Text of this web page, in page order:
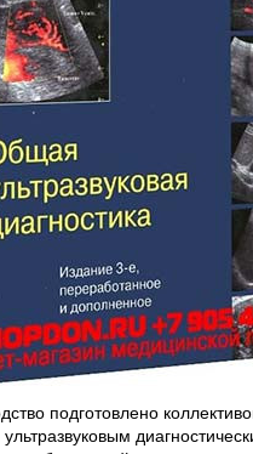
подготовлено